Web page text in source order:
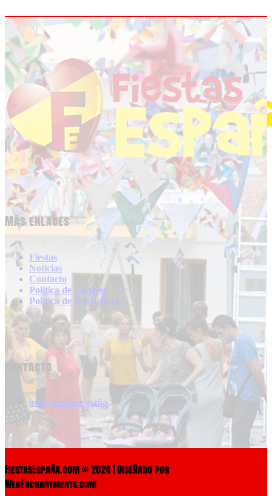
Más enlaces
Fiestas
Noticias
Contacto
Politica de Cookies
Politica de Privacidad
Contacto
info@fiestasespaña
FiestasEspaña.com © 2024 | Diseñado por
WebEnchantments.com